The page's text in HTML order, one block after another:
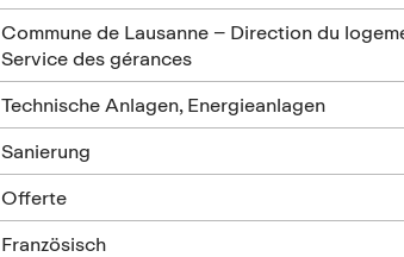
Commune de Lausanne – Direction du
Service des gérances
Technische Anlagen, Energieanlagen
Sanierung
Offerte
Französisch